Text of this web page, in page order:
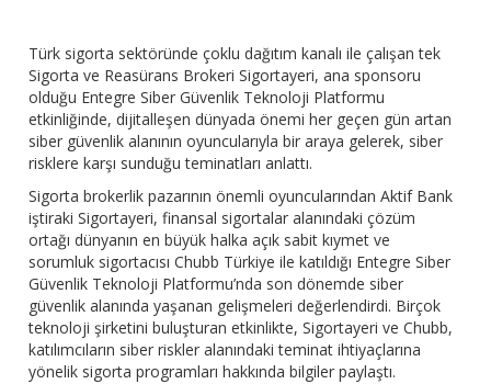
Türk sigorta sektöründe çoklu dağıtım kanalı ile çalışan tek
Sigorta ve Reasürans Brokeri Sigortayeri, ana sponsoru
olduğu Entegre Siber Güvenlik Teknoloji Platformu
etkinliğinde, dijitalleşen dünyada önemi her geçen gün artan
siber güvenlik alanının oyuncularıyla bir araya gelerek, siber
risklere karşı sunduğu teminatları anlattı.
Sigorta brokerlik pazarının önemli oyuncularından Aktif Bank
iştiraki Sigortayeri, finansal sigortalar alanındaki çözüm
ortağı dünyanın en büyük halka açık sabit kıymet ve
sorumluk sigortacısı Chubb Türkiye ile katıldığı Entegre Siber
Güvenlik Teknoloji Platformu’nda son dönemde siber
güvenlik alanında yaşanan gelişmeleri değerlendirdi. Birçok
teknoloji şirketini buluşturan etkinlikte, Sigortayeri ve Chubb,
katılımcıların siber riskler alanındaki teminat ihtiyaçlarına
yönelik sigorta programları hakkında bilgiler paylaştı.